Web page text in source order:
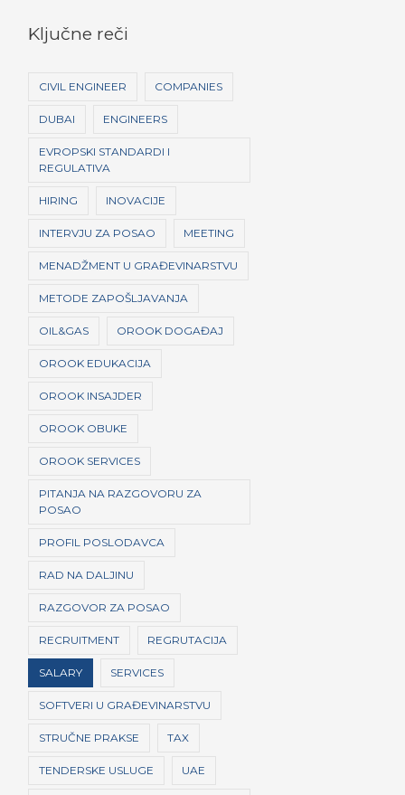
eKljučne reči
CIVIL ENGINEER COMPANIES
DUBAI ENGINEERS
EVROPSKI STANDARDI I
REGULATIVA
HIRING INOVACIJE
INTERVJU ZA POSAO MEETING
MENADŽMENT U GRAĐEVINARSTVU
METODE ZAPOŠLJAVANJA
OIL&GAS OROOK DOGAĐAJ
OROOK EDUKACIJA
OROOK INSAJDER
OROOK OBUKE
OROOK SERVICES
PITANJA NA RAZGOVORU ZA
POSAO
PROFIL POSLODAVCA
RAD NA DALJINU
RAZGOVOR ZA POSAO
RECRUITMENT REGRUTACIJA
SALARY SERVICES
SOFTVERI U GRAĐEVINARSTVU
STRUČNE PRAKSE TAX
TENDERSKE USLUGE UAE